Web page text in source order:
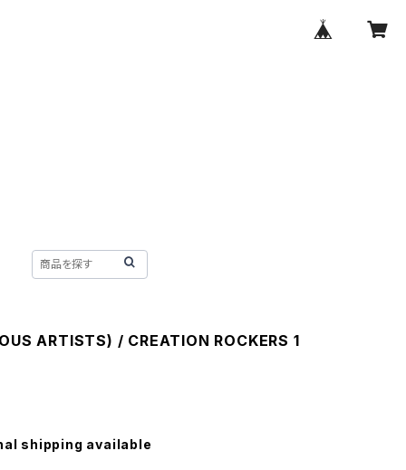
ARTISTS) / CREATION ROCKERS 1
shipping available